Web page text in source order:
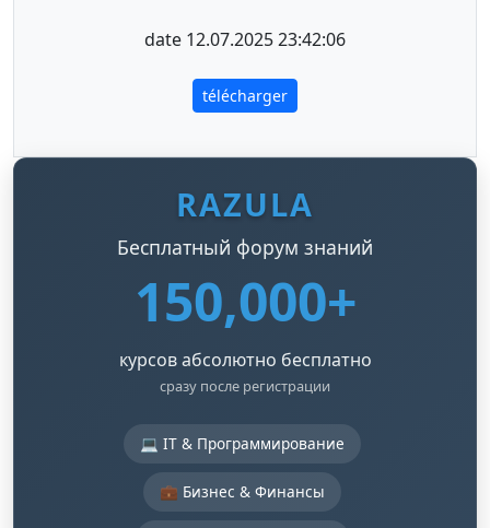
date 12.07.2025 23:42:06
télécharger
RAZULA
Бесплатный форум знаний
150,000+
курсов абсолютно бесплатно
сразу после регистрации
💻 IT & Программирование
💼 Бизнес & Финансы